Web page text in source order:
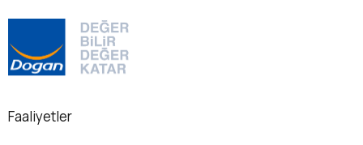
kadar hazırsınız?2025 yılı ve…...
Detaylı Bilgi
Faaliyetler